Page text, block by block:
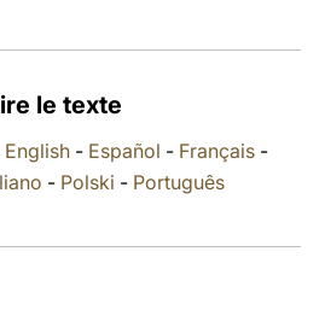
le texte
English- Español - Français-
- Polski - Português